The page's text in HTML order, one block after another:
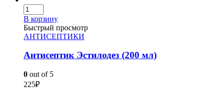
В корзину
Быстрый просмотр
АНТИСЕПТИКИ
Антисептик Эстилодез (200 мл)
0 out of 5
225₽